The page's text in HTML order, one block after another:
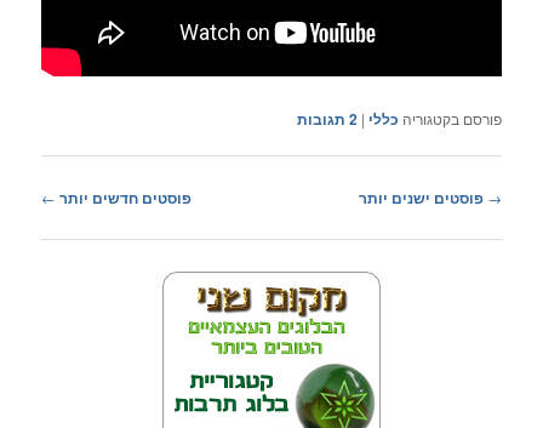
פורסם בקטגוריה כללי |
2 תגובות
ניווט
→ פוסטים ישנים יותר פוסטים חדשים יותר ←